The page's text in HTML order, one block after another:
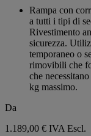
Rampa con
a tutti i tipi di
Rivestimento
sicurezza.
temporaneo o
rimovibili che
che
kg massimo.
Da
1.189,00 € IVA Escl.